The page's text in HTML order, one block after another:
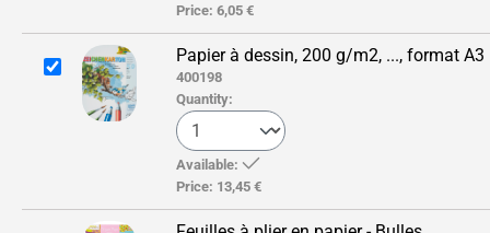
Price: 6,05 €
Papier à dessin, 200 g/m2, ..., format A3
400198
Quantity:
Available:
Price: 13,45 €